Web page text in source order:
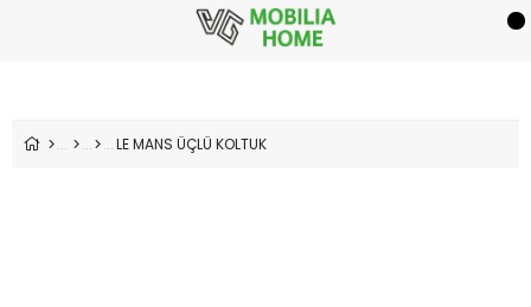
LE MANS ÜÇLÜ KOLTUK